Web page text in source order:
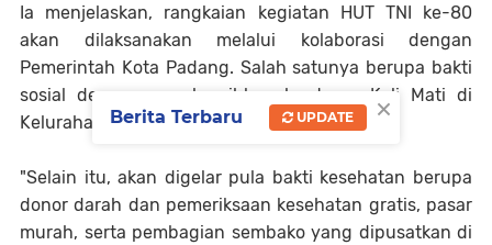
Ia menjelaskan, rangkaian kegiatan HUT TNI ke-80
akan dilaksanakan melalui kolaborasi dengan
Pemerintah Kota Padang. Salah satunya berupa bakti
sosial dengan membersihkan bantaran Kali Mati di
Kelurahan Berok Nipah.
"Selain itu, akan digelar pula bakti kesehatan berupa
donor darah dan pemeriksaan kesehatan gratis, pasar
murah, serta pembagian sembako yang dipusatkan di
×
Berita Terbaru UPDATE